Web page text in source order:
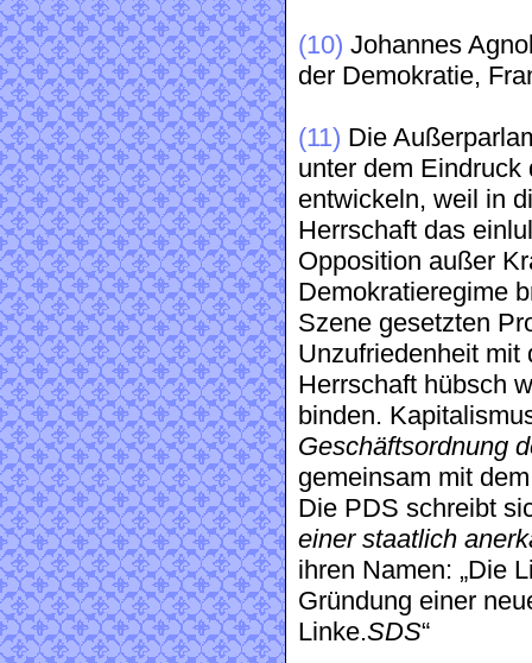
(10) Johannes
der Demokratie,
(11) Die
unter dem
entwickeln, weil in
Herrschaft das
Opposition außer
Demokratieregime
Szene gesetzten
Unzufriedenheit mit
Herrschaft hübsch
binden.
Geschäftsordnung
gemeinsam mit
Die PDS schreibt
einer staatlich
ihren Namen: „Die
Gründung einer
Linke.SDS“